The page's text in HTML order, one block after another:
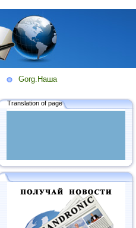
Gorg.Наша
Translation of page